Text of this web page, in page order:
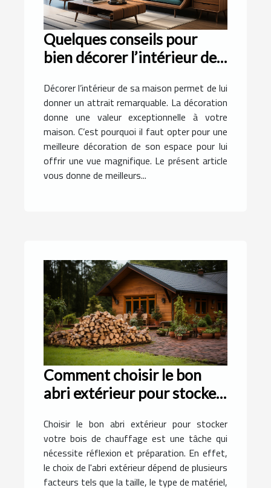
Quelques conseils pour
bien décorer l’intérieur de
Décorer l’intérieur de sa maison permet de lui
donner un attrait remarquable. La décoration
donne une valeur exceptionnelle à votre
maison. C’est pourquoi il faut opter pour une
meilleure décoration de son espace pour lui
offrir une vue magnifique. Le présent article
vous donne de meilleurs...
Comment choisir le bon
abri extérieur pour stocker
Choisir le bon abri extérieur pour stocker
votre bois de chauffage est une tâche qui
nécessite réflexion et préparation. En effet,
le choix de l'abri extérieur dépend de plusieurs
facteurs tels que la taille, le type de matériel,